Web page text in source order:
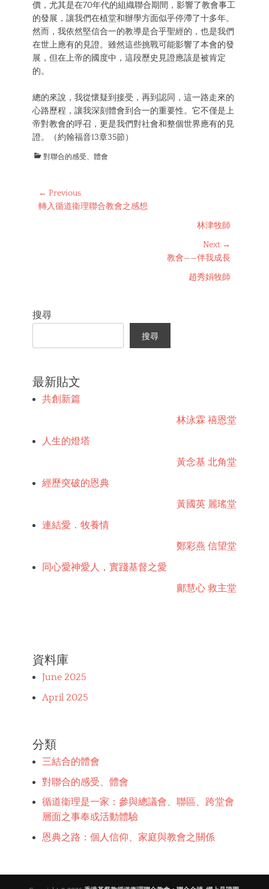
價，尤其是在70年代的組織聯合期間，影響了教會事工
的發展，讓我們在植堂和辦學方面似乎停滯了十多年。
然而，我依然堅信合一的教導是合乎聖經的，也是我們
在世上應有的見證。雖然這些挑戰可能影響了本會的發
展，但在上帝的國度中，這段歷史見證應該是被肯定
的。
總的來說，我從懷疑到接受，再到認同，這一路走來的
心路歷程，讓我深刻體會到合一的重要性。它不僅是上
帝對教會的呼召，更是我們對社會和整個世界應有的見
證。（約翰福音13章35節）
Categories
對聯合的感受、體會
Post
navigation
← Previous
Previous
轉入循道衞理聯合教會之感想
林津牧師
Next →
教會——伴我成長
趙秀娟牧師
搜尋
搜尋
最新貼文
共創新篇
林泳霖 禧恩堂
人生的燈塔
黃念基 北角堂
經歷突破的恩典
黃國英 麗瑤堂
連結愛．牧養情
鄭彩燕 信望堂
同心愛神愛人，實踐基督之愛
鄺慧心 救主堂
資料庫
June 2025
April 2025
分類
三結合的體會
對聯合的感受、體會
循道衞理是一家：參與總議會、聯區、跨堂會
層面之事奉或活動體驗
恩典之路：個人信仰、家庭與教會之關係